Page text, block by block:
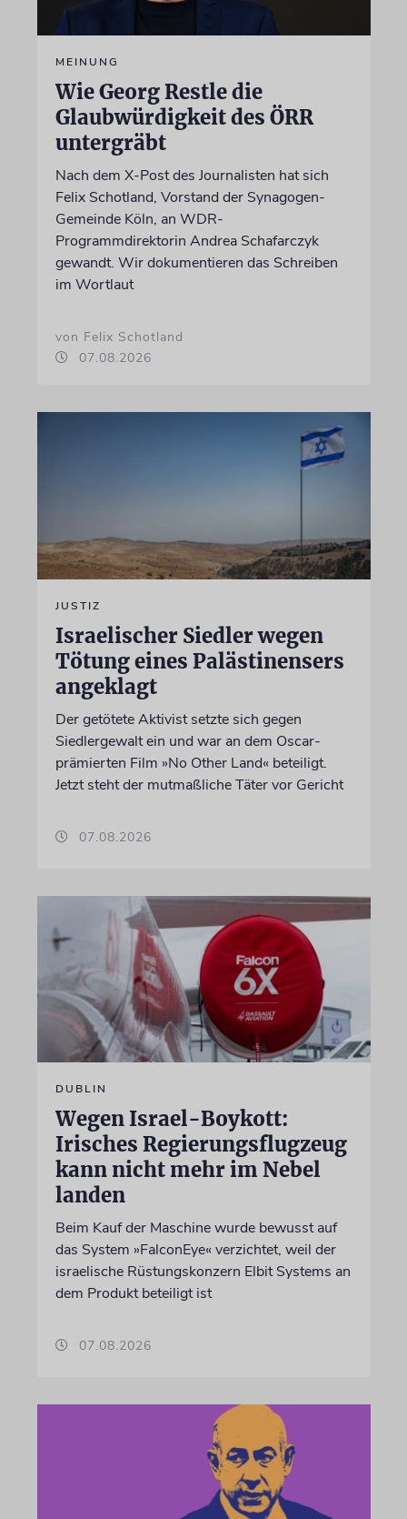
MEINUNG
Wie Georg Restle die
Glaubwürdigkeit des ÖRR
untergräbt
Nach dem X-Post des Journalisten hat sich
Felix Schotland, Vorstand der Synagogen-
Gemeinde Köln, an WDR-
Programmdirektorin Andrea Schafarczyk
gewandt. Wir dokumentieren das Schreiben
im Wortlaut
von Felix Schotland
07.08.2026
JUSTIZ
Israelischer Siedler wegen
Tötung eines Palästinensers
angeklagt
Der getötete Aktivist setzte sich gegen
Siedlergewalt ein und war an dem Oscar-
prämierten Film »No Other Land« beteiligt.
Jetzt steht der mutmaßliche Täter vor Gericht
07.08.2026
DUBLIN
Wegen Israel-Boykott:
Irisches Regierungsflugzeug
kann nicht mehr im Nebel
landen
Beim Kauf der Maschine wurde bewusst auf
das System »FalconEye« verzichtet, weil der
israelische Rüstungskonzern Elbit Systems an
dem Produkt beteiligt ist
07.08.2026